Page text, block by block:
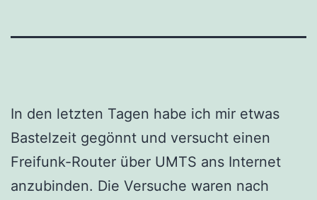
In den letzten Tagen habe ich mir etwas
Bastelzeit gegönnt und versucht einen
Freifunk-Router über UMTS ans Internet
anzubinden. Die Versuche waren nach